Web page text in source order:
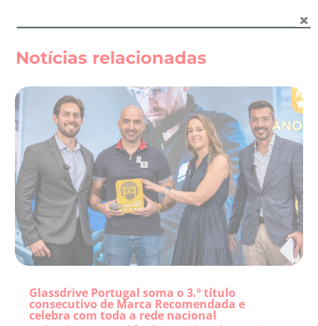
Notícias relacionadas
Glassdrive Portugal soma o 3.º título
consecutivo de Marca Recomendada e
celebra com toda a rede nacional